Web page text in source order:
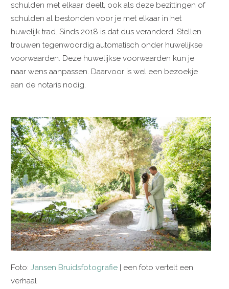
schulden met elkaar deelt, ook als deze bezittingen of
schulden al bestonden voor je met elkaar in het
huwelijk trad. Sinds 2018 is dat dus veranderd. Stellen
trouwen tegenwoordig automatisch onder huwelijkse
voorwaarden. Deze huwelijkse voorwaarden kun je
naar wens aanpassen. Daarvoor is wel een bezoekje
aan de notaris nodig.
Foto:Jansen Bruidsfotografie | een foto vertelt een
verhaal